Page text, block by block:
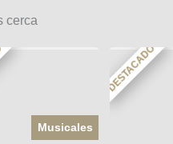
cerca
Musicales
DESTACADO